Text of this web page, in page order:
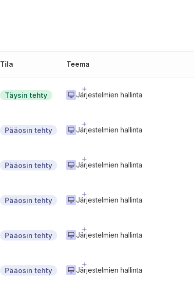
Tila Teema
Täysin tehty Järjestelmien hallinta
Pääosin tehty Järjestelmien hallinta
Pääosin tehty Järjestelmien hallinta
Pääosin tehty Järjestelmien hallinta
Pääosin tehty Järjestelmien hallinta
Pääosin tehty Järjestelmien hallinta